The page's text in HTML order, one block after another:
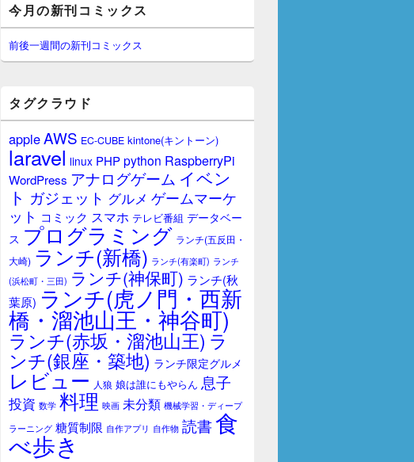
イ
ン
サ
イ
ー
ジ
ッ
ト
今月の新刊コミックス
前後一週間の新刊コミックス
タグクラウド
appleAWS EC-CUBE kintone(キントーン)
laravel linux PHPpython RaspberryPi
WordPress アナログゲーム イベン
ト ガジェット グルメ ゲームマーケ
ット コミック スマホ テレビ番組 データベー
ス プログラミング ランチ(五反田・
大崎) ランチ(新橋) ランチ(有楽町) ランチ
(浜松町・三田) ランチ(神保町) ランチ(秋
葉原) ランチ(虎ノ門・西新
橋・溜池山王・神谷町)
ランチ(赤坂・溜池山王) ラ
ンチ(銀座・築地) ランチ限定グルメ
レビュー 人狼 娘は誰にもやらん 息子
投資 数学 料理 映画 未分類 機械学習・ディープ
ラーニング 糖質制限 自作アプリ 自作物 読書食
べ歩き